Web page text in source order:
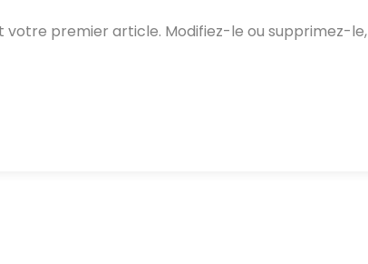
votre premier article. Modifiez-le ou supprimez-le,